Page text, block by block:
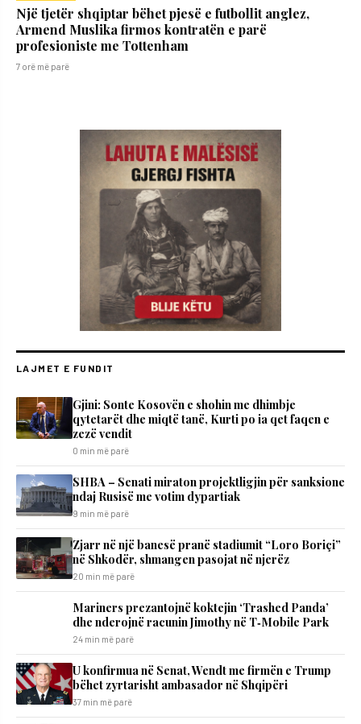
Një tjetër shqiptar bëhet pjesë e futbollit anglez,
Armend Muslika firmos kontratën e parë
profesioniste me Tottenham
7 orë më parë
LAJMET E FUNDIT
Gjini: Sonte Kosovën e shohin me dhimbje
qytetarët dhe miqtë tanë, Kurti po ia qet faqen e
zezë vendit
0 min më parë
SHBA – Senati miraton projektligjin për sanksione
ndaj Rusisë me votim dypartiak
9 min më parë
Zjarr në një banesë pranë stadiumit “Loro Boriçi”
në Shkodër, shmangen pasojat në njerëz
20 min më parë
Mariners prezantojnë koktejin ‘Trashed Panda’
dhe nderojnë racunin Jimothy në T‑Mobile Park
24 min më parë
U konfirmua në Senat, Wendt me firmën e Trump
bëhet zyrtarisht ambasador në Shqipëri
37 min më parë